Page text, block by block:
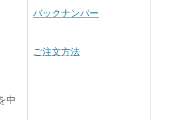
中
バックナンバー
ご注文方法